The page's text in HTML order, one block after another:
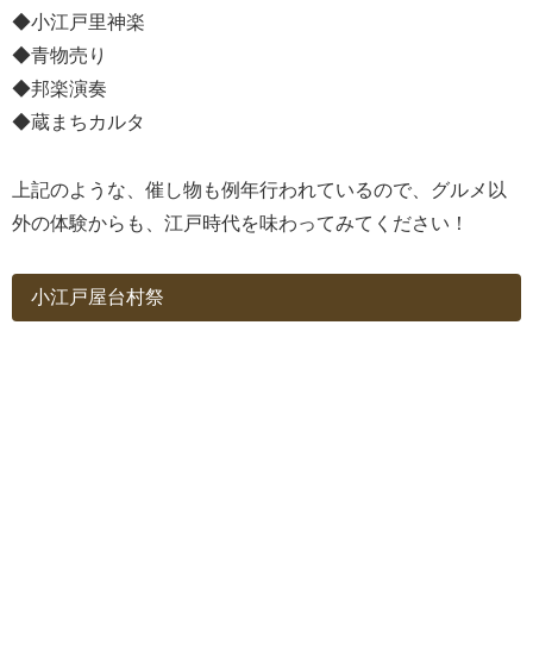
◆小江戸里神楽
◆青物売り
◆邦楽演奏
◆蔵まちカルタ
上記のような、催し物も例年行われているので、グルメ以
外の体験からも、江戸時代を味わってみてください！
小江戸屋台村祭